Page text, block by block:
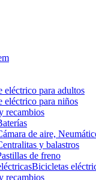
eléctrico para adultos
eléctrico para niños
recambios
de aire,
y balastros
de freno
Bicicletas
recambios